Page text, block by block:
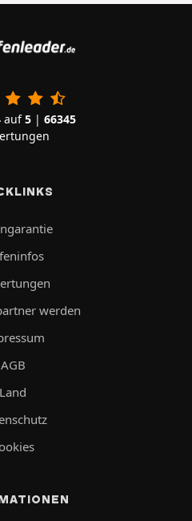
auf5 | 66345
werden
AGB
Land